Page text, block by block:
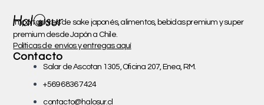
Importadores de sake japonés, alimentos, bebidas premium y super
premium desde Japón a Chile.
Políticas de envíos y entregas aquí
Contacto
Salar de Ascotan 1305, Oficina 207, Enea, RM.
+569 6836 7424
contacto@halosur.cl